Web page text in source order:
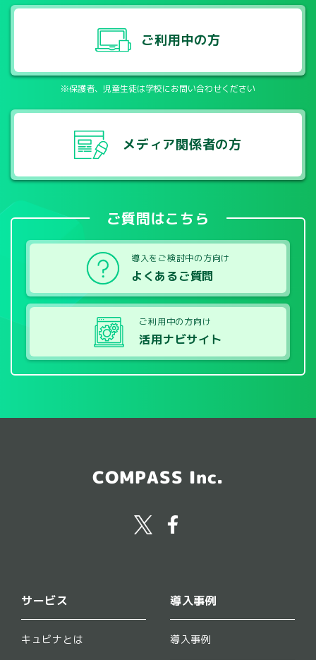
ご利用中の方
※保護者、児童生徒は学校にお問い合わせください
メディア関係者の方
ご質問はこちら
導入をご検討中の方向け
よくあるご質問
ご利用中の方向け
活用ナビサイト
COMPASS Inc.
サービス
キュビナとは
導入事例
導入事例